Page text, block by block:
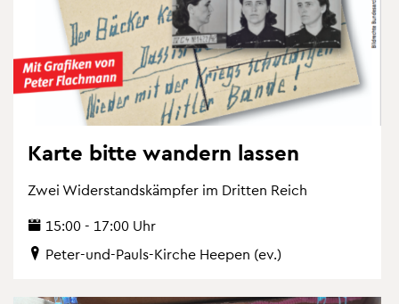
Karte bitte wan­dern las­sen
Zwei Wi­der­stands­kämp­fer im Drit­ten Reich
15:00 - 17:00 Uhr
Peter-und-Pauls-Kir­che Hee­pen (ev.)